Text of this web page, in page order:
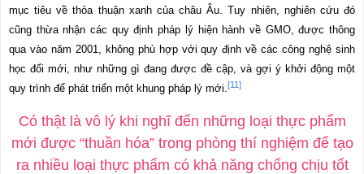
mục tiêu về thỏa thuận xanh của châu Âu. Tuy nhiên, nghiên cứu đó
cũng thừa nhận các quy định pháp lý hiện hành về GMO, được thông
qua vào năm 2001, không phù hợp với quy định về các công nghệ sinh
học đổi mới, như những gì đang được đề cập, và gợi ý khởi động một
quy trình để phát triển một khung pháp lý mới. [11]
Có thật là vô lý khi nghĩ đến những loại thực phẩm
mới được “thuần hóa” trong phòng thí nghiệm để tạo
ra nhiều loại thực phẩm có khả năng chống chịu tốt